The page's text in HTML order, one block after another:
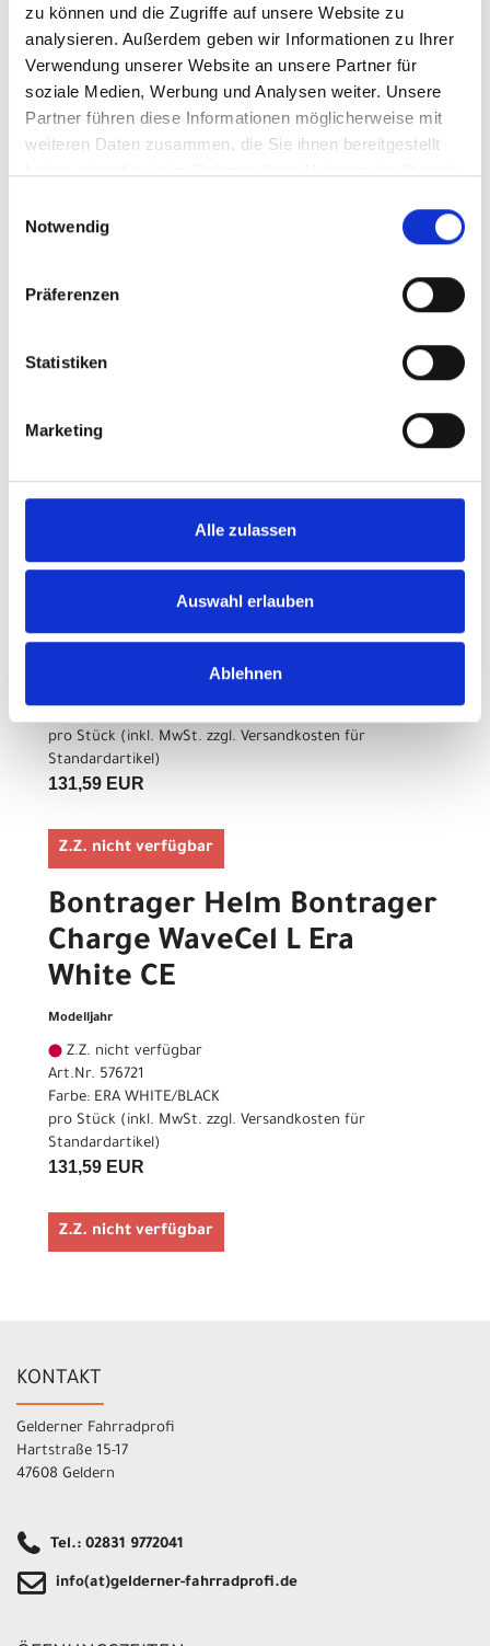
zu können und die Zugriffe auf unsere Website zu
analysieren. Außerdem geben wir Informationen zu Ihrer
Verwendung unserer Website an unsere Partner für
soziale Medien, Werbung und Analysen weiter. Unsere
Partner führen diese Informationen möglicherweise mit
weiteren Daten zusammen, die Sie ihnen bereitgestellt
Notwendig
Präferenzen
Statistiken
Marketing
Alle zulassen
Auswahl erlauben
Ablehnen
die WaveCel-Technologie mit den höheren
Geschwindigkeiten der neuen E-Bike-Technologien mit
und sorgt für deinen Schutz, damit du dein Bike voll
ausfahren kannst.
- Materialtyp: Feuchtigkeitsabführende Polster
Polycarbonate
Wegastraße 8 C
Telefon: 00800 8735 8735
E-Mail: marketing_gas@trekbikes.com
Varianten
Bontrager Helm Bontrager
Charge WaveCel S Era
Modelljahr
pro Stück (inkl. MwSt. zzgl. Versandkosten für
Standardartikel)
131,59 EUR
Z.Z. nicht verfügbar
Bontrager Helm Bontrager
Charge WaveCel L Era
White CE
Modelljahr
Z.Z. nicht verfügbar
Art.Nr. 576721
Farbe: ERA WHITE/BLACK
pro Stück (inkl. MwSt. zzgl. Versandkosten für
Standardartikel)
131,59 EUR
Z.Z. nicht verfügbar
KONTAKT
Gelderner Fahrradprofi
Hartstraße 15-17
47608 Geldern
Tel.: 02831 9772041
info(at)gelderner-fahrradprofi.de